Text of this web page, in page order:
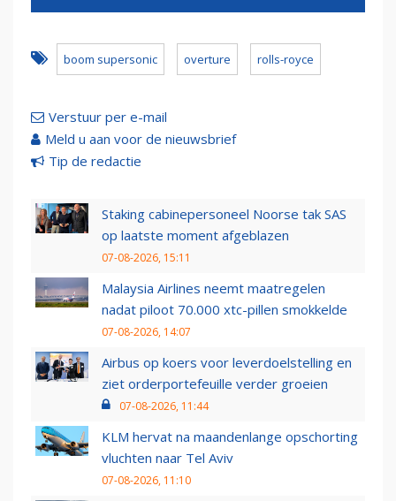
boom supersonic overture rolls-royce
Verstuur per e-mail
Meld u aan voor de nieuwsbrief
Tip de redactie
Staking cabinepersoneel Noorse tak SAS
op laatste moment afgeblazen
07-08-2026, 15:11
Malaysia Airlines neemt maatregelen
nadat piloot 70.000 xtc-pillen smokkelde
07-08-2026, 14:07
Airbus op koers voor leverdoelstelling en
ziet orderportefeuille verder groeien
07-08-2026, 11:44
KLM hervat na maandenlange opschorting
vluchten naar Tel Aviv
07-08-2026, 11:10